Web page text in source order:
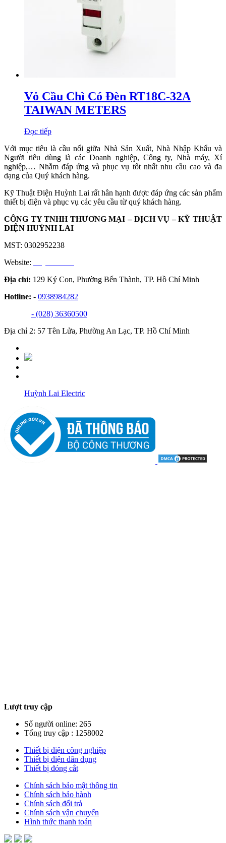
Vỏ Cầu Chì Có Đèn RT18C-32A
TAIWAN METERS
Đọc tiếp
Với mục tiêu là cầu nối giữa Nhà Sản Xuất, Nhà Nhập Khẩu và
Người tiêu dùng là các Doanh nghiệp, Công ty, Nhà máy, Xí
nghiệp,… Nhằm đáp ứng và phục vụ tốt nhất nhu cầu cao và đa
dạng của Quý khách hàng.
Kỹ Thuật Điện Huỳnh Lai rất hân hạnh được đáp ứng các sản phẩm
thiết bị điện và phục vụ các yêu cầu từ quý khách hàng.
CÔNG TY TNHH THƯƠNG MẠI – DỊCH VỤ – KỸ THUẬT
ĐIỆN HUỲNH LAI
MST: 0302952238
Website:
Địa chỉ: 129 Ký Con, Phường Bến Thành, TP. Hồ Chí Minh
Hotline: - 0938984282
- (028) 36360500
Địa chỉ 2: 57 Tên Lửa, Phường An Lạc, TP. Hồ Chí Minh
Huỳnh Lai Electric
Lượt truy cập
Số người online: 265
Tổng truy cập : 1258002
Thiết bị điện công nghiệp
Thiết bị điện dân dụng
Thiết bị đóng cắt
Chính sách bảo mật thông tin
Chính sách bảo hành
Chính sách đổi trả
Chính sách vận chuyển
Hình thức thanh toán